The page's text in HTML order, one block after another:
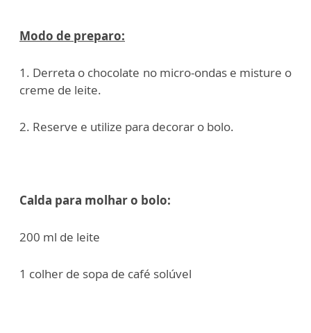
Modo de preparo:
1. Derreta o chocolate no micro-ondas e misture o
creme de leite.
2. Reserve e utilize para decorar o bolo.
Calda para molhar o bolo:
200 ml de leite
1 colher de sopa de café solúvel